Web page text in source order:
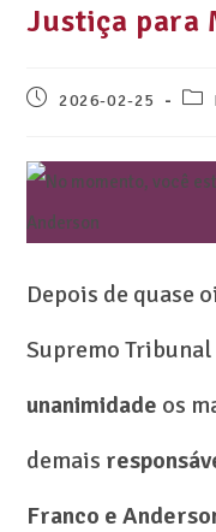
Justiça para
2026-02-25
Depois de quase
Supremo
unanimidade os
demais
Franco e